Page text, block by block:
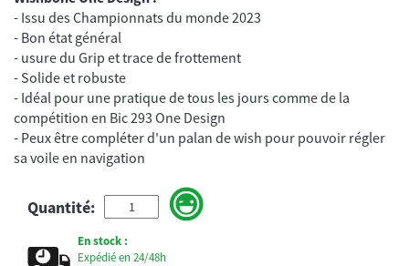
- Issu des Championnats du monde 2023
- Bon état général
- usure du Grip et trace de frottement
- Solide et robuste
- Idéal pour une pratique de tous les jours comme de la
compétition en Bic 293 One Design
- Peux être compléter d'un palan de wish pour pouvoir régler
sa voile en navigation
Quantité:
En stock :
Expédié en 24/48h